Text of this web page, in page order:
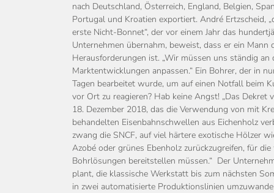
nach Deutschland, Österreich, England, Belgien,
Portugal und Kroatien exportiert. André Ertzscheid,
erste Nicht-Bonnet“, der vor einem Jahr das
Unternehmen übernahm, beweist, dass er ein Mann
Herausforderungen ist. „Wir müssen uns ständig an
Marktentwicklungen anpassen.“ Ein Bohrer, der in
Tagen bearbeitet wurde, um auf einen Notfall beim
vor Ort zu reagieren? Hab keine Angst! „Das Dekret
18. Dezember 2018, das die Verwendung von mit
behandelten Eisenbahnschwellen aus Eichenholz
zwang die SNCF, auf viel härtere exotische Hölzer
Azobé oder grünes Ebenholz zurückzugreifen, für
Bohrlösungen bereitstellen müssen.“ Der
plant, die klassische Werkstatt bis zum nächsten
in zwei automatisierte Produktionslinien